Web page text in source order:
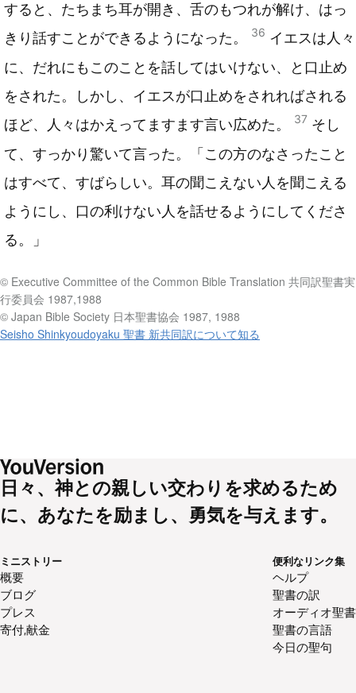
すると、たちまち耳が開き、舌のもつれが解け、はっ
きり話すことができるようになった。
36 イエスは人々
に、だれにもこのことを話してはいけない、と口止め
をされた。しかし、イエスが口止めをされればされる
ほど、人々はかえってますます言い広めた。
37 そし
て、すっかり驚いて言った。「この方のなさったこと
はすべて、すばらしい。耳の聞こえない人を聞こえる
ようにし、口の利けない人を話せるようにしてくださ
る。」
© Executive Committee of the Common Bible Translation 共同訳聖書実
行委員会 1987,1988
© Japan Bible Society 日本聖書協会 1987, 1988
Seisho Shinkyoudoyaku 聖書 新共同訳について知る
日々、神との親しい交わりを求めるため
に、あなたを励まし、勇気を与えます。
ミニストリー
概要
ブログ
プレス
寄付,献金
便利なリンク集
ヘルプ
聖書の訳
オーディオ聖書
聖書の言語
今日の聖句